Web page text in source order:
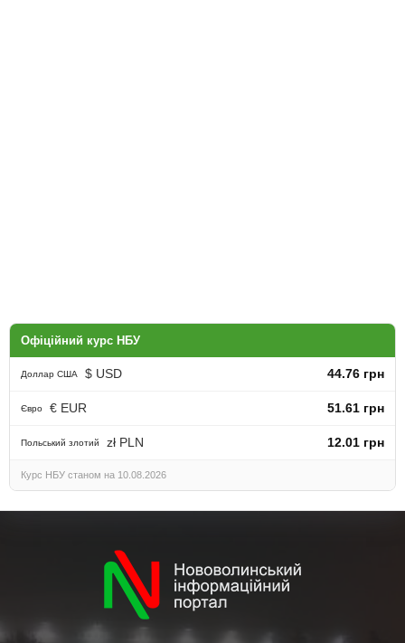
Офіційний курс НБУ
Доллар США $ USD 44.76 грн
Євро € EUR 51.61 грн
Польський злотий zł PLN 12.01 грн
Курс НБУ станом на 10.08.2026